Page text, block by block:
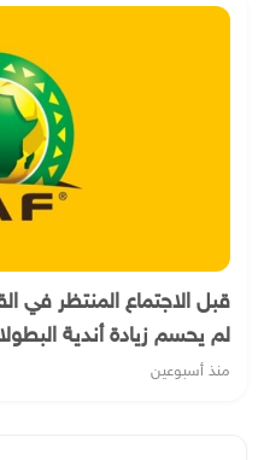
قبل الاجتماع المنتظر في
لم يحسم زيادة أندية
منذ أسبوعين